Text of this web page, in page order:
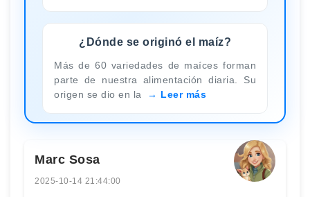
¿Dónde se originó el maíz?
Más de 60 variedades de maíces forman
parte de nuestra alimentación diaria. Su
origen se dio en la
Leer más
Marc Sosa
2025-10-14 21:44:00